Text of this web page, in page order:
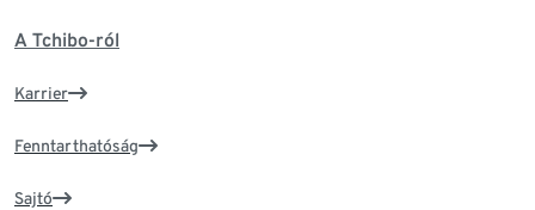
A Tchibo-ról
Karrier
Fenntarthatóság
Sajtó